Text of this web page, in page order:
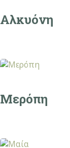
Αλκυόνη
Μερόπη